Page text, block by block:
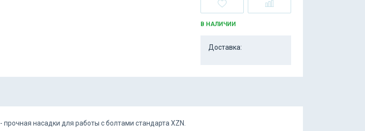
В НАЛИЧИИ
Доставка:
- прочная насадки для работы с болтами стандарта XZN.